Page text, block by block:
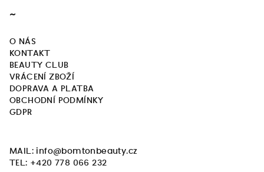
~
O NÁS
KONTAKT
BEAUTY CLUB
VRÁCENÍ ZBOŽÍ
DOPRAVA A PLATBA
OBCHODNÍ PODMÍNKY
GDPR
MAIL: info@bomtonbeauty.cz
TEL: +420 778 066 232